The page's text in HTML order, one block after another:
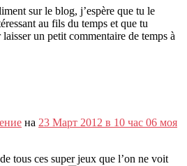
sur le blog, j’espère que tu le
au fils du temps et que tu
laisser un petit commentaire de temps à
на 23 Март 2012 в 10 час 06 моя
tous ces super jeux que l’on ne voit